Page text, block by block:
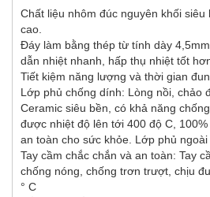
Chất liệu nhôm đúc nguyên khối
cao.
Đáy làm bằng thép từ tính dày
dẫn nhiệt nhanh, hấp thụ nhiệt tốt
Tiết kiệm năng lượng và thời gian
Lớp phủ chống dính: Lòng nồi, chảo
Ceramic siêu bền, có khả năng
được nhiệt độ lên tới 400 độ C,
an toàn cho sức khỏe. Lớp phủ
Tay cầm chắc chắn và an toàn: Tay
chống nóng, chống trơn trượt, chịu
° C